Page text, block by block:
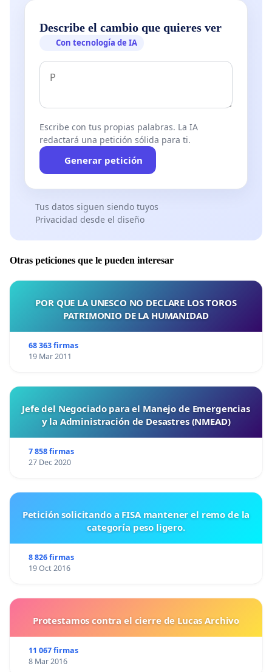
Describe el cambio que quieres ver
Con tecnología de IA
Escribe con tus propias palabras. La IA
redactará una petición sólida para ti.
Generar petición
Tus datos siguen siendo tuyos
Privacidad desde el diseño
Otras peticiones que le pueden interesar
POR QUE LA UNESCO NO DECLARE LOS TOROS
PATRIMONIO DE LA HUMANIDAD
68 363 firmas
19 Mar 2011
Jefe del Negociado para el Manejo de Emergencias
y la Administración de Desastres (NMEAD)
7 858 firmas
27 Dec 2020
Petición solicitando a FISA mantener el remo de la
categoría peso ligero.
8 826 firmas
19 Oct 2016
Protestamos contra el cierre de Lucas Archivo
11 067 firmas
8 Mar 2016